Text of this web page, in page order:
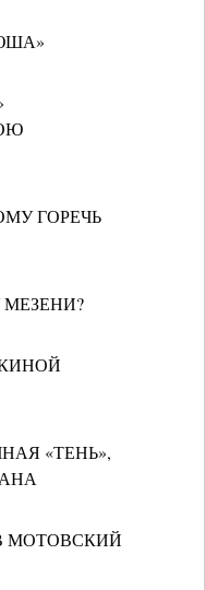
ГОРЕЧЬ
МЕЗЕНИ?
«ТЕНЬ»,
МОТОВСКИЙ